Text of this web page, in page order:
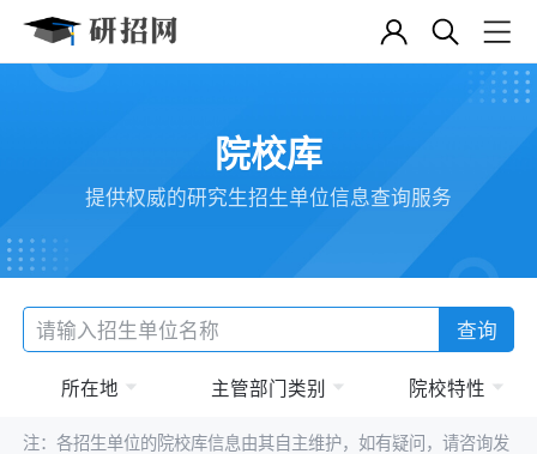
院校库
提供权威的研究生招生单位信息查询服务
查询
所在地 主管部门类别 院校特性
注：各招生单位的院校库信息由其自主维护，如有疑问，请咨询发